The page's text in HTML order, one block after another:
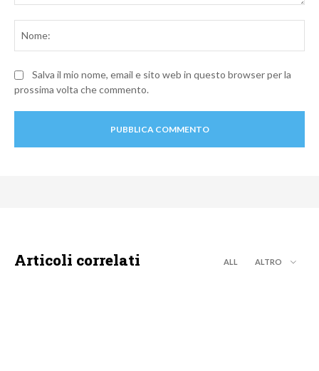
Salva il mio nome, email e sito web in questo browser per la
prossima volta che commento.
Articoli correlati ALL ALTRO